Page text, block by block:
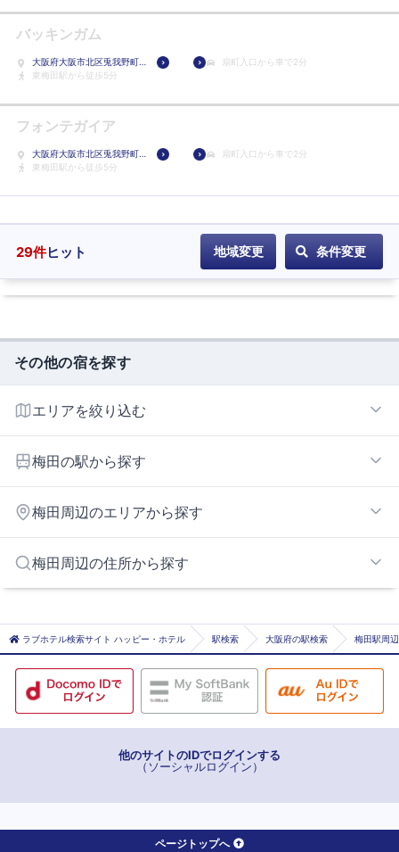
バッキンガム
大阪府大阪市北区兎我野町
8-12
扇町入口から車で2分
東梅田駅から徒歩5分
フォンテガイア
大阪府大阪市北区兎我野町
9-13
扇町入口から車で2分
東梅田駅から徒歩5分
29件ヒット 地域変更 条件変更
その他の宿を探す
エリアを絞り込む
梅田の駅から探す
西梅田
大江橋
大阪天満宮
中崎町
中津
中之島
梅田周辺のエリアから探す
桜ノ宮エリア
十三エリア
生玉・谷町9丁目エリア
難波・道頓堀・心斎橋エリア
日本橋エリア
梅田周辺の住所から探す
大阪市大阪市福島区
大阪市大阪市西区
大阪市大阪市東淀川区
大阪市大阪市淀川区
大阪市大阪市中央区
ラブホテル検索サイト ハッピー・ホテル 駅検索 大阪府の駅検索 梅田駅周
他のサイトのIDでログインする
（ソーシャルログイン）
ページトップへ